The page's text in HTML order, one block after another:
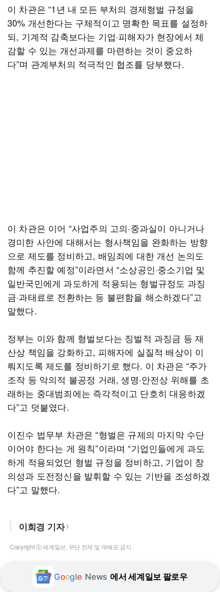
이 차관은 “1년 내 모든 부처의 경제형벌 규정을
30% 개선한다는 구체적이고 명확한 목표를 설정하
되, 기계적 감축보다는 기업·피해자가 현장에서 체
감할 수 있는 개선과제를 마련하는 것이 중요하
다”며 관계부처의 적극적인 협조를 당부했다.
이 차관은 이어 “사업주의 고의·중과실이 아니거나
경미한 사안에 대해서는 형사책임을 완화하는 방향
으로 제도를 정비하고, 배임죄에 대한 개선 논의도
함께 추진할 예정”이라면서 “소상공인·중소기업 및
일반국민에게 과도하게 적용되는 형벌규정도 과징
금·과태료로 전환하는 등 불편함을 해소하겠다”고
말했다.
정부는 이와 함께 형벌보다는 징벌적 과징금 등 재
산상 책임을 강화하고, 피해자에 실질적 배상이 이
뤄지도록 제도를 정비하기로 했다. 이 차관은 “주가
조작 등 악의적 불공정 거래, 생명·안전상 위해를 초
래하는 중대범죄에는 즉각적이고 단호히 대응하겠
다”고 덧붙였다.
이진수 법무부 차관은 “형벌은 규제의 마지막 수단
이어야 한다는 게 원칙”이라며 “기업인들에게 과도
하게 적용되었던 형벌 규정을 정비하고, 기업이 창
의성과 도전정신을 발휘할 수 있는 기반을 조성하겠
다”고 말했다.
이희경 기자
Copyright ⓒ 세계일보. 무단 전재 및 재배포 금지
Google News 에서 세계일보 팔로우